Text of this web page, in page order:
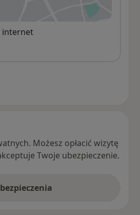
nowej karcie
internet
Możesz opłacić wizytę
Twoje ubezpieczenie.